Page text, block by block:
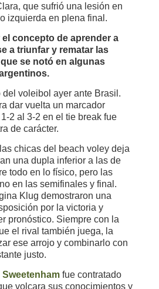
que sufrió una lesión en
izquierda en plena final.
el concepto de aprender a
a triunfar y rematar las
se notó en algunas
del voleibol ayer ante Brasil.
dar vuelta un marcador
2 al 3-2 en el tie break fue
de carácter.
chicas del beach voley deja
una dupla inferior a las de
todo en lo físico, pero las
en las semifinales y final.
Klug demostraron una
por la victoria y
pronóstico. Siempre con la
el rival también juega, la
ese arrojo y combinarlo con
justo.
fue contratado
volcara sus conocimientos y